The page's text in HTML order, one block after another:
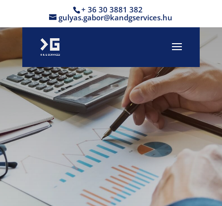
+ 36 30 3881 382
gulyas.gabor@kandgservices.hu